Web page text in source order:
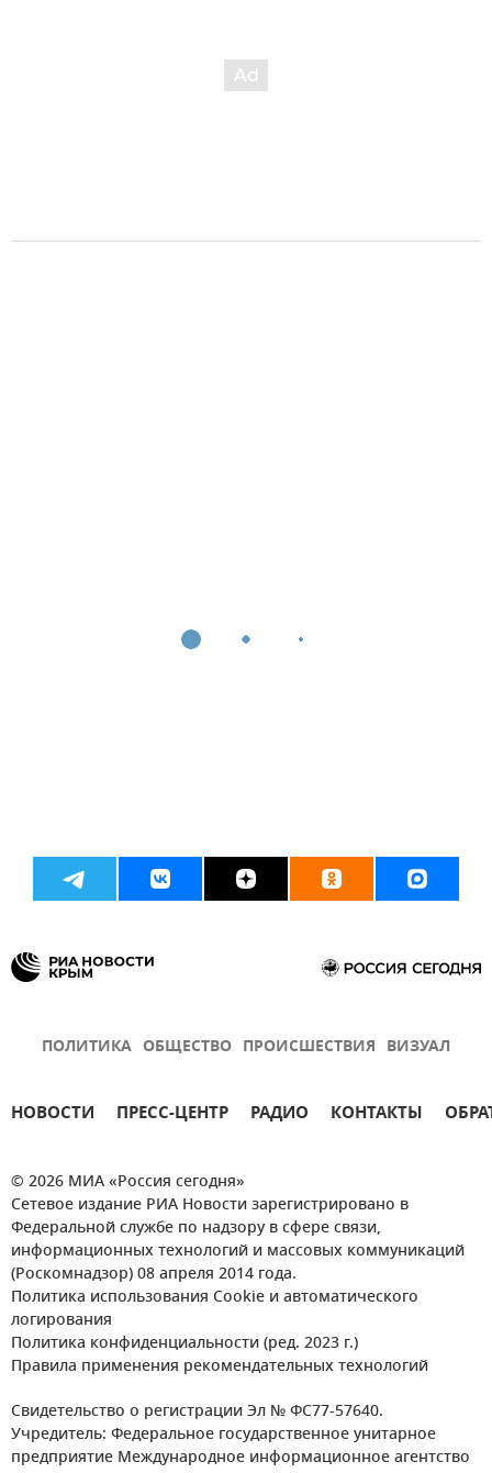
ПОЛИТИКА ОБЩЕСТВО ПРОИСШЕСТВИЯ ВИЗУАЛ
НОВОСТИ ПРЕСС-ЦЕНТР РАДИО КОНТАКТЫ
© 2026 МИА «Россия сегодня»
Сетевое издание РИА Новости зарегистрировано в
Федеральной службе по надзору в сфере связи,
информационных технологий и массовых коммуникаций
(Роскомнадзор) 08 апреля 2014 года.
Политика использования Cookie и автоматического
логирования
Политика конфиденциальности (ред. 2023 г.)
Правила применения рекомендательных технологий
Свидетельство о регистрации Эл № ФС77-57640.
Учредитель: Федеральное государственное унитарное
предприятие Международное информационное агентство